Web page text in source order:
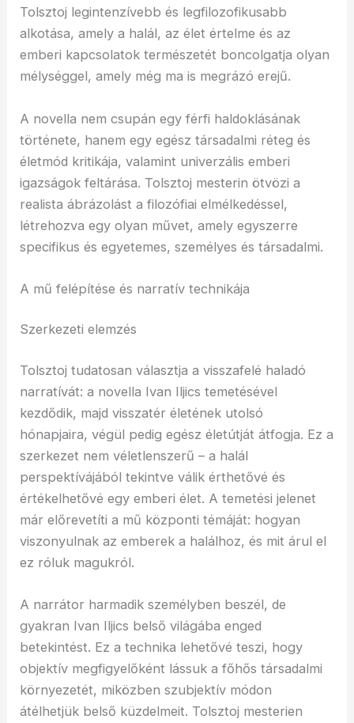
Tolsztoj legintenzívebb és legfilozofikusabb
alkotása, amely a halál, az élet értelme és az
emberi kapcsolatok természetét boncolgatja olyan
mélységgel, amely még ma is megrázó erejű.
A novella nem csupán egy férfi haldoklásának
története, hanem egy egész társadalmi réteg és
életmód kritikája, valamint univerzális emberi
igazságok feltárása. Tolsztoj mesterin ötvözi a
realista ábrázolást a filozófiai elmélkedéssel,
létrehozva egy olyan művet, amely egyszerre
specifikus és egyetemes, személyes és társadalmi.
A mű felépítése és narratív technikája
Szerkezeti elemzés
Tolsztoj tudatosan választja a visszafelé haladó
narratívát: a novella Ivan Iljics temetésével
kezdődik, majd visszatér életének utolsó
hónapjaira, végül pedig egész életútját átfogja. Ez a
szerkezet nem véletlenszerű – a halál
perspektívájából tekintve válik érthetővé és
értékelhetővé egy emberi élet. A temetési jelenet
már előrevetíti a mű központi témáját: hogyan
viszonyulnak az emberek a halálhoz, és mit árul el
ez róluk magukról.
A narrátor harmadik személyben beszél, de
gyakran Ivan Iljics belső világába enged
betekintést. Ez a technika lehetővé teszi, hogy
objektív megfigyelőként lássuk a főhős társadalmi
környezetét, miközben szubjektív módon
átélhetjük belső küzdelmeit. Tolsztoj mesterien